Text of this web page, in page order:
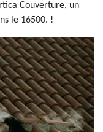
Couverture, un
le 16500. !